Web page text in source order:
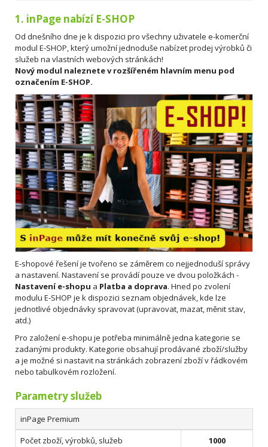
1. inPage nabízí E-SHOP
Od dnešního dne je k dispozici pro všechny uživatele e-komerční
modul E-SHOP, který umožní jednoduše nabízet prodej výrobků či
služeb na vlastních webových stránkách!
Nový modul naleznete v rozšířeném hlavním menu pod
označením E-SHOP.
E-shopové řešení je tvořeno se záměrem co nejjednoduší správy
a nastavení. Nastavení se provádí pouze ve dvou položkách -
Nastavení e-shopu a Platba a doprava. Hned po zvolení
modulu E-SHOP je k dispozici seznam objednávek, kde lze
jednotlivé objednávky spravovat (upravovat, mazat, měnit stav,
atd.)
Pro založení e-shopu je potřeba minimálně jedna kategorie se
zadanými produkty. Kategorie obsahují prodávané zboží/služby
a je možné si nastavit na stránkách zobrazení zboží v řádkovém
nebo tabulkovém rozložení.
Parametry služeb
inPage Premium
Počet zboží, výrobků, služeb
1000